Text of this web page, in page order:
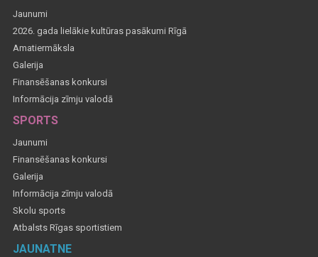
Jaunumi
2026. gada lielākie kultūras pasākumi Rīgā
Amatiermāksla
Galerija
Finansēšanas konkursi
Informācija zīmju valodā
SPORTS
Jaunumi
Finansēšanas konkursi
Galerija
Informācija zīmju valodā
Skolu sports
Atbalsts Rīgas sportistiem
JAUNATNE